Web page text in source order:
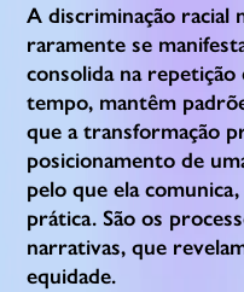
A discriminação
raramente se
consolida na
tempo, mantêm
que a transformação
posicionamento de
pelo que ela
prática. São os
narrativas, que
equidade.